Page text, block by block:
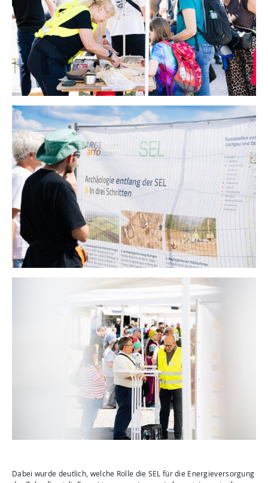
Dabei wurde deutlich, welche Rolle die SEL für die Energieversorgung